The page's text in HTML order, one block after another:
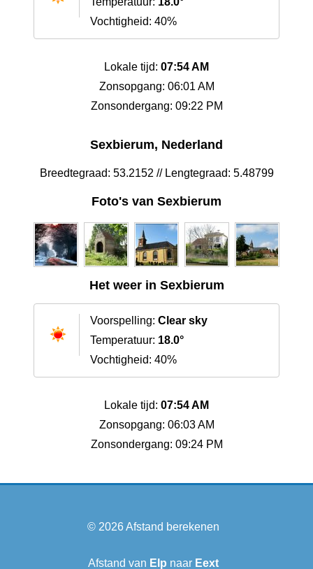
Vochtigheid: 40%
Lokale tijd: 07:54 AM
Zonsopgang: 06:01 AM
Zonsondergang: 09:22 PM
Sexbierum‎, Nederland
Breedtegraad: 53.2152 // Lengtegraad: 5.48799
Foto's van Sexbierum‎
Het weer in Sexbierum‎
Voorspelling: Clear sky
Temperatuur: 18.0°
Vochtigheid: 40%
Lokale tijd: 07:54 AM
Zonsopgang: 06:03 AM
Zonsondergang: 09:24 PM
© 2026Afstand berekenen
Afstand van Elp naar Eext